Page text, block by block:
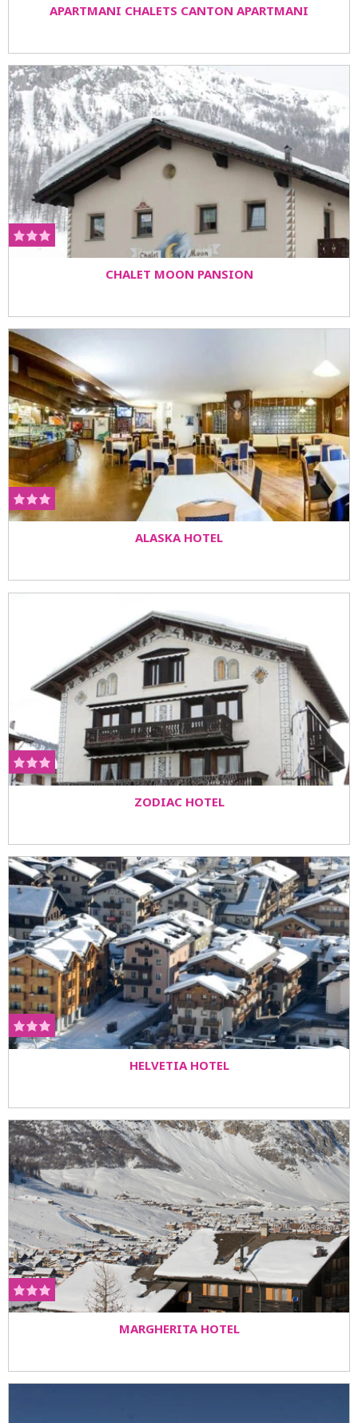
APARTMANI CHALETS CANTON APARTMANI
CHALET MOON PANSION
ALASKA HOTEL
ZODIAC HOTEL
HELVETIA HOTEL
MARGHERITA HOTEL